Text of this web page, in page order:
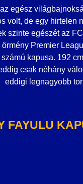
egész
volt, de egy hirtelen
szinte egészét az
Premier
kapusa. 192
csak néhány
eddigi legnagyobb
FAYULU